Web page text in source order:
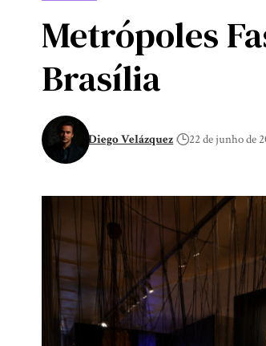
Metrópoles
Brasília
Diego Velázquez 22 de junho de